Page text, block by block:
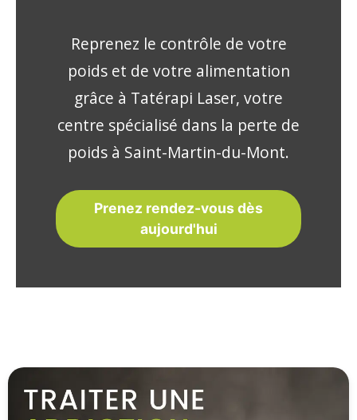
Reprenez le contrôle de votre
poids et de votre alimentation
grâce à Tatérapi Laser, votre
centre spécialisé dans la perte de
poids à Saint-Martin-du-Mont.
Prenez rendez-vous dès
aujourd'hui